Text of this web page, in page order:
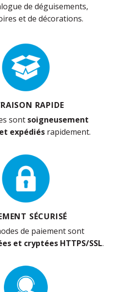
de déguisements,
et de décorations.
RAPIDE
sont soigneusement
expédiés rapidement.
SÉCURISÉ
de paiement sont
et cryptées HTTPS/SSL.